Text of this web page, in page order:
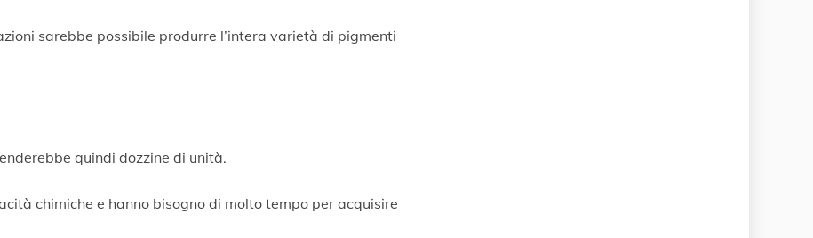
sarebbe possibile produrre l’intera varietà di pigmenti
quindi dozzine di unità.
chimiche e hanno bisogno di molto tempo per acquisire